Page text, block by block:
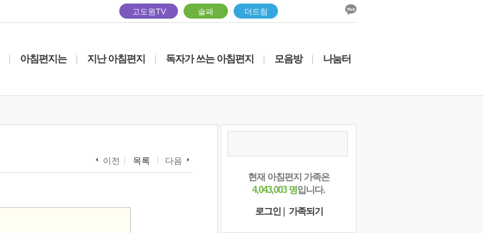
고도원TV 솔패 더드림
아침편지는 지난 아침편지 독자가 쓰는 아침편지 모음방 나눔터
이전 목록 다음
현재 아침편지 가족은
4,043,003 명입니다.
로그인
가족되기